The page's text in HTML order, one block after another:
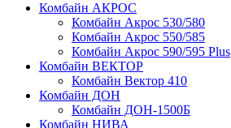
Комбайн АКРОС
Комбайн Акрос 530/580
Комбайн Акрос 550/585
Комбайн Акрос 590/595 Plus
Комбайн ВЕКТОР
Комбайн Вектор 410
Комбайн ДОН
Комбайн ДОН-1500Б
Комбайн НИВА